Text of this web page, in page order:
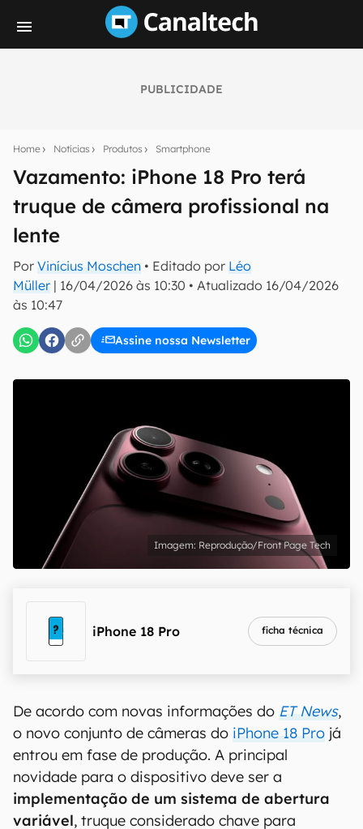
PUBLICIDADE
Home Notícias Produtos Smartphone
Vazamento: iPhone 18 Pro terá
truque de câmera profissional na
lente
Por Vinícius Moschen • Editado por Léo
Müller | 16/04/2026 às 10:30 • Atualizado 16/04/2026
às 10:47
Assine nossa Newsletter
notícias e reviews sobre tecnologia em primeira
E-mail
inscreva-se
Uso e Política de Privacidade do Canaltech.
Reprodução/Front Page Tech
iPhone 18 Pro ficha técnica
De acordo com novas informações do ET News,
o novo conjunto de câmeras do iPhone 18 Pro já
entrou em fase de produção. A principal
novidade para o dispositivo deve ser a
implementação de um sistema de abertura
variável, truque considerado chave para